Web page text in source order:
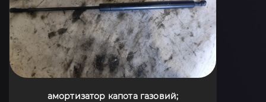
амортизатор капота газовий;